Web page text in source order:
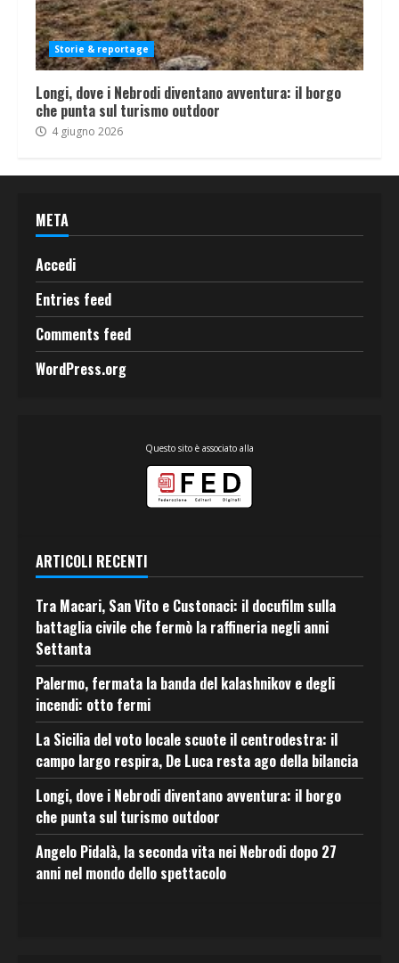
Storie & reportage
Longi, dove i Nebrodi diventano avventura: il borgo
che punta sul turismo outdoor
4 giugno 2026
META
Accedi
Entries feed
Comments feed
WordPress.org
Questo sito è associato alla
ARTICOLI RECENTI
Tra Macari, San Vito e Custonaci: il docufilm sulla
battaglia civile che fermò la raffineria negli anni
Settanta
Palermo, fermata la banda del kalashnikov e degli
incendi: otto fermi
La Sicilia del voto locale scuote il centrodestra: il
campo largo respira, De Luca resta ago della bilancia
Longi, dove i Nebrodi diventano avventura: il borgo
che punta sul turismo outdoor
Angelo Pidalà, la seconda vita nei Nebrodi dopo 27
anni nel mondo dello spettacolo